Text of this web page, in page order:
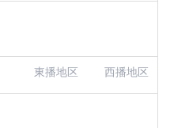
東播地区 西播地区